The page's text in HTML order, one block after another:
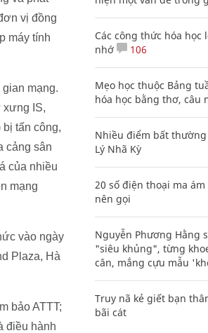
vị đồng
máy tính
mạng.
xưng IS,
tấn công,
cảng sân
của nhiều
mạng
vào ngày
Plaza, Hà
bảo ATTT;
điều hành
Các công thức hóa học
nhớ
106
Mẹo học thuộc Bảng
hóa học bằng thơ, câu
Nhiều điểm bất
Lý Nhã Kỳ
20 số điện thoại ma
nên gọi
Nguyễn Phương Hằng
"siêu khủng", từng
cân, mắng cựu mẫu
Truy nã kẻ giết bạn
bãi cát